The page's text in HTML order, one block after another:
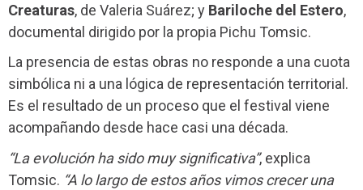
Creaturas, de Valeria Suárez; y Bariloche del Estero,
documental dirigido por la propia Pichu Tomsic.
La presencia de estas obras no responde a una cuota
simbólica ni a una lógica de representación territorial.
Es el resultado de un proceso que el festival viene
acompañando desde hace casi una década.
“La evolución ha sido muy significativa”, explica
Tomsic. “A lo largo de estos años vimos crecer una